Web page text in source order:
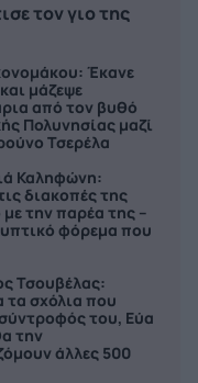
τον γιο της
Έκανε
μάζεψε
από τον βυθό
Πολυνησίας μαζί
Τσερέλα
Καληφώνη:
διακοπές της
την παρέα της –
φόρεμα που
Τσουβέλας:
τα σχόλια που
του, Εύα
την
άλλες 500